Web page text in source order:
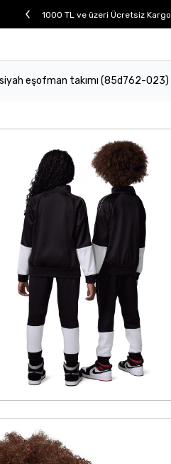
1000 TL ve üzeri Ücretsiz Kargo.
eşofman takımı (85d762-023)